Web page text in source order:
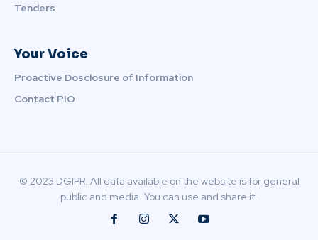
Tenders
Your Voice
Proactive Dosclosure of Information
Contact PIO
© 2023 DGIPR. All data available on the website is for general
public and media. You can use and share it.